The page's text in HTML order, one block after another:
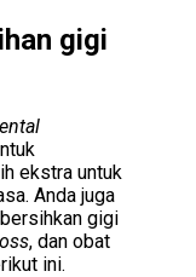
gigi
ekstra untuk
Anda juga
gigi
, dan obat
ini.